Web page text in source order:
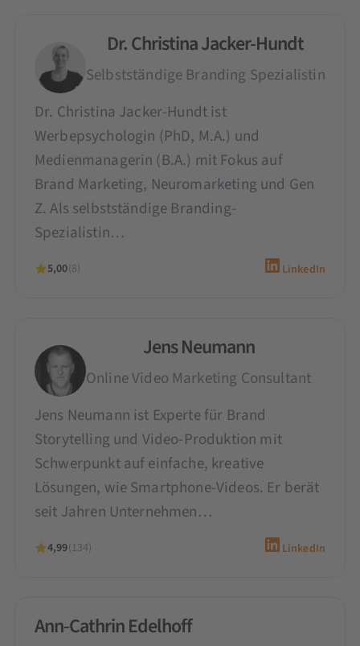
Dr. Christina Jacker-Hundt
Selbstständige Branding Spezialistin
Dr. Christina Jacker-Hundt ist
Werbepsychologin (PhD, M.A.) und
Medienmanagerin (B.A.) mit Fokus auf
Brand Marketing, Neuromarketing und Gen
Z. Als selbstständige Branding-
Spezialistin…
5,00(8) LinkedIn
Jens Neumann
Online Video Marketing Consultant
Jens Neumann ist Experte für Brand
Storytelling und Video-Produktion mit
Schwerpunkt auf einfache, kreative
Lösungen, wie Smartphone-Videos. Er berät
seit Jahren Unternehmen…
4,99(134) LinkedIn
Ann-Cathrin Edelhoff